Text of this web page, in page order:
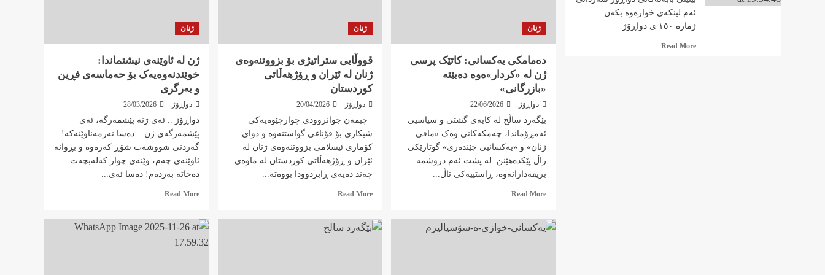
ژنان
دەمامکی یەکسانی: کاتێک پرسی
ژن لە «کردار»ەوە دەبێتە
«بازرگانی»
دواڕۆژ 22/06/2026
بێگەرد ساڵح لە کایەی گشتی و سیاسیی
ئەمڕۆماندا، چەمکەکانی وەک «مافی
ژنان» و «یەکسانیی جێندەری» گوتارێکی
زاڵ پێکدەهێنن. لە پشت ئەم دروشمە
بریقەدارانەوە، ڕاستییەکی تاڵ...
Read More
Read
دەمامکی
ژنان
قووڵایی ستراتیژی بۆ بزووتنەوەی
ژنان لە ئێران و ڕۆژهەڵاتی
کوردستان
دواڕۆژ 20/04/2026
چیمەن جوانروودی چوارچێوەیەکی
شیکاری بۆ قۆناغی گواستنەوە و دوای
کۆماری ئیسلامی بزووتنەوەی ژنان لە
ئێران و ڕۆژهەڵاتی کوردستان لە ماوەی
چەند دەیەی ڕابردوودا بووەتە...
Read More
Read
قووڵایی
ژنان
ژن لە ئاوێنەی نیشتماندا:
خوێندنەوەیەک بۆ حەماسەی فڕین
و بەرگری
دواڕۆژ 28/03/2026
دواڕۆژ .. ئەی ژنە پێشمەرگە، ئەی
پێشمەرگەی ژن... دەسا نەرمەناوێنەکە!
گەردنی شووشەت شۆڕ کەرەوە و بڕوانە
ئاوێنەی چەم، وێنەی چوار کەلەبچەت
دەخاتە بەردەم! دەسا ئەی...
Read More
Read
ژن
ئەم لینکەی خوارەوە بکەن ...
ژمارە ١٥٠ ی دواڕۆژ
Read More
Read